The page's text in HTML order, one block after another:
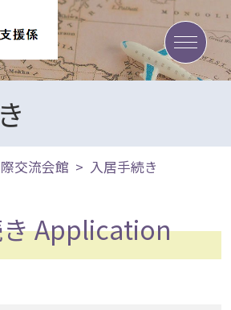
toggle
交流会館 入居手続き
Application